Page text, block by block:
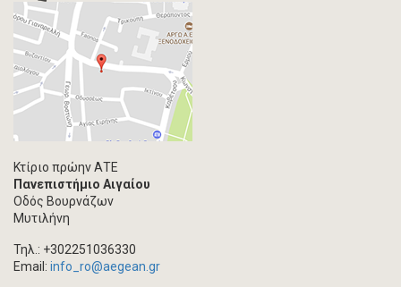
Συνέντευξη
Πρωτογενές υλικό
Φωτογραφία
Εκδηλώσεις
Ανάρτηση Blog
Multimedia
Άρθρο ακαδημαϊκoύ περιοδικού
Τεύχος ακαδημαϊκού περιοδικού
Βιβλίο/Μονογραφία
Κεφάλαιο σε συλλογικό τόμο
Κτίριο πρώην ΑΤΕ
Πανεπιστήμιο Αιγαίου
Οδός Βουρνάζων
Μυτιλήνη
Τηλ.: +302251036330
Email: info_ro@aegean.gr